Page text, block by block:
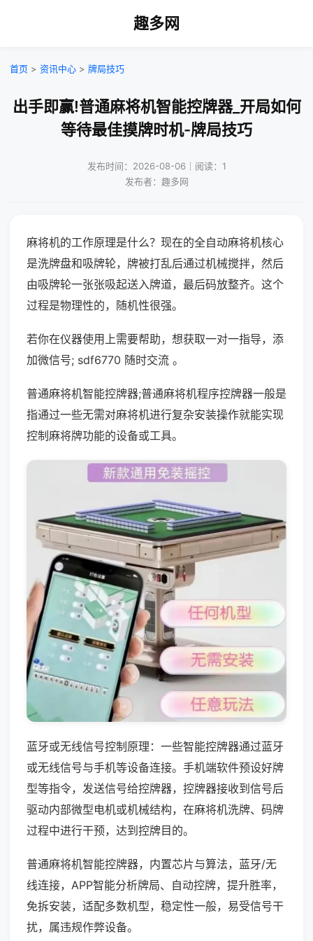
趣多网
首页 > 资讯中心 > 牌局技巧
出手即赢!普通麻将机智能控牌器_开局如何
等待最佳摸牌时机-牌局技巧
发布时间：2026-08-06｜阅读：1
发布者：趣多网
麻将机的工作原理是什么？现在的全自动麻将机核心
是洗牌盘和吸牌轮，牌被打乱后通过机械搅拌，然后
由吸牌轮一张张吸起送入牌道，最后码放整齐。这个
过程是物理性的，随机性很强。
若你在仪器使用上需要帮助，想获取一对一指导，添
加微信号; sdf6770 随时交流 。
普通麻将机智能控牌器;普通麻将机程序控牌器一般是
指通过一些无需对麻将机进行复杂安装操作就能实现
控制麻将牌功能的设备或工具。
蓝牙或无线信号控制原理：一些智能控牌器通过蓝牙
或无线信号与手机等设备连接。手机端软件预设好牌
型等指令，发送信号给控牌器，控牌器接收到信号后
驱动内部微型电机或机械结构，在麻将机洗牌、码牌
过程中进行干预，达到控牌目的。
普通麻将机智能控牌器，内置芯片与算法，蓝牙/无
线连接，APP智能分析牌局、自动控牌，提升胜率，
免拆安装，适配多数机型，稳定性一般，易受信号干
扰，属违规作弊设备。